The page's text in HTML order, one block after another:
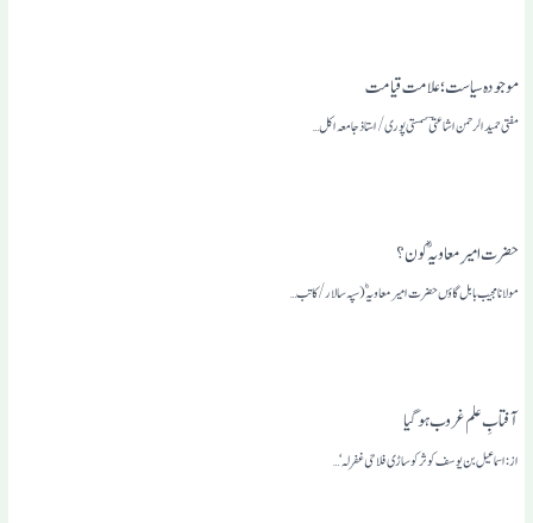
موجودہ سیاست؛ علامت قیامت
مفتی حمید الرحمن اشاعتی ؔ سمستی پوری /استاذ جامعہ اکل…
حضرت امیرِ معاویہؓ کون ؟
مولانا مجیب بابل گاؤں حضرت امیر معاویہؓ (سپہ سالار /کاتب…
آفتابِ علم غروب ہو گیا
از: اسماعیل بن یوسف کوثرکوساڑی فلاحی غفرلہ‘ …